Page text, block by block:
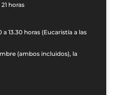
21 horas
13.30 horas (Eucaristía a las
(ambos incluidos), la